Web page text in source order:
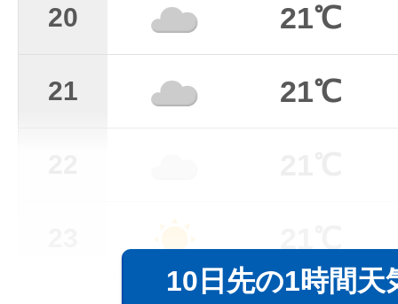
20 21℃
21 21℃
10日先の1時間天